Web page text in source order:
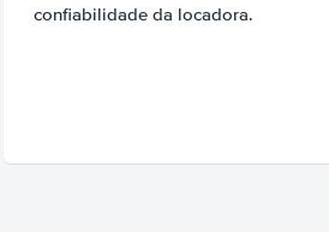
confiabilidade da locadora.